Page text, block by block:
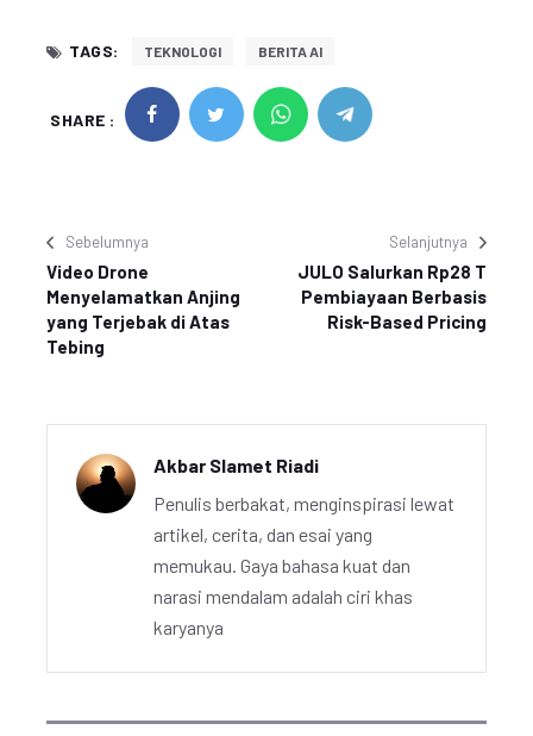
TAGS: TEKNOLOGI BERITA AI
SHARE :
Sebelumnya
Video Drone
Menyelamatkan Anjing
yang Terjebak di Atas
Tebing
Selanjutnya
JULO Salurkan Rp28 T
Pembiayaan Berbasis
Risk-Based Pricing
Akbar Slamet Riadi
Penulis berbakat, menginspirasi lewat
artikel, cerita, dan esai yang
memukau. Gaya bahasa kuat dan
narasi mendalam adalah ciri khas
karyanya